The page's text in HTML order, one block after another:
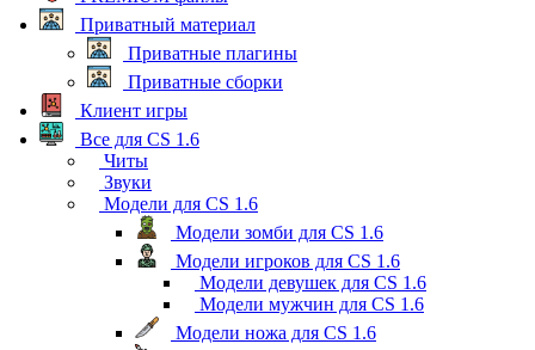
Приватный материал
Приватные плагины
Приватные сборки
Клиент игры
Все для CS 1.6
Читы
Звуки
Модели для CS 1.6
Модели зомби для CS 1.6
Модели игроков для CS 1.6
Модели девушек для CS 1.6
Модели мужчин для CS 1.6
Модели ножа для CS 1.6